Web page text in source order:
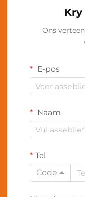
Kry
Ons
E-pos
Naam
Tel
Code